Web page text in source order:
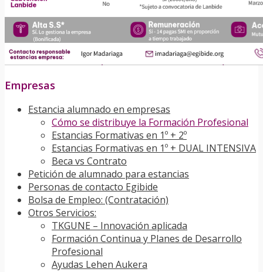
Empresas
Estancia alumnado en empresas
Cómo se distribuye la Formación Profesional
Estancias Formativas en 1º + 2º
Estancias Formativas en 1º + DUAL INTENSIVA
Beca vs Contrato
Petición de alumnado para estancias
Personas de contacto Egibide
Bolsa de Empleo: (Contratación)
Otros Servicios:
TKGUNE – Innovación aplicada
Formación Continua y Planes de Desarrollo
Profesional
Ayudas Lehen Aukera